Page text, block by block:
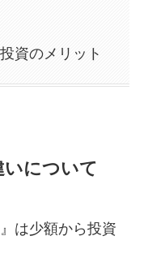
資のメリット
いについて
は少額から投資